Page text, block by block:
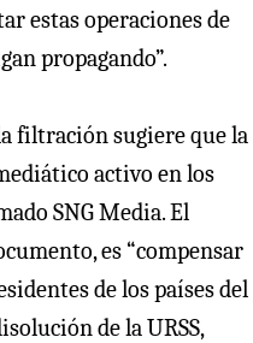
estas operaciones de
propagando”.
filtración sugiere que la
activo en los
SNG Media. El
es “compensar
de los países del
de la URSS,